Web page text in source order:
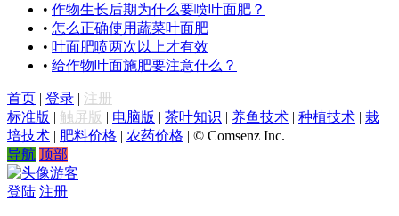
• 作物生长后期为什么要喷叶面肥？
• 怎么正确使用蔬菜叶面肥
• 叶面肥喷两次以上才有效
• 给作物叶面施肥要注意什么？
首页 | 登录 | 注册
标准版 | 触屏版 | 电脑版 | 茶叶知识 | 养鱼技术 | 种植技术 | 栽
培技术 | 肥料价格 | 农药价格 | © Comsenz Inc.
导航 顶部
游客
登陆 注册